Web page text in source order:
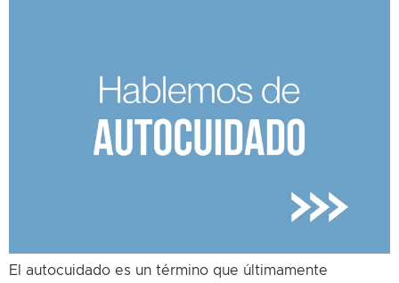
El autocuidado es un término que últimamente